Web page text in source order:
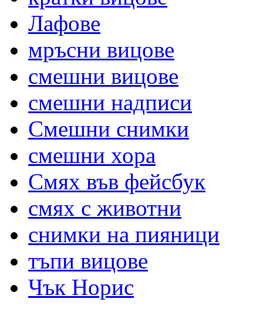
Лафове
мръсни вицове
смешни вицове
смешни надписи
Смешни снимки
смешни хора
Смях във фейсбук
смях с животни
снимки на пияници
тъпи вицове
Чък Норис